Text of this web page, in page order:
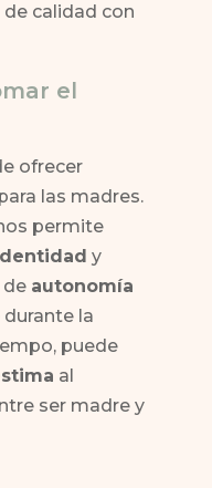
calidad con
el
ofrecer
las madres.
permite
y
de autonomía
la
puede
al
ser madre y